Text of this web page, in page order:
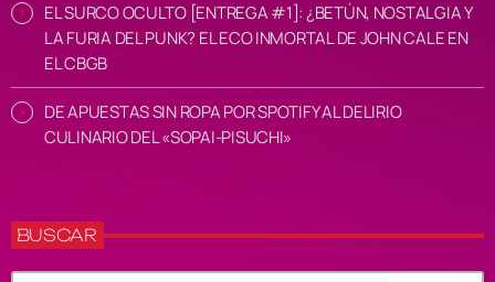
EL SURCO OCULTO [ENTREGA #1]: ¿BETÚN, NOSTALGIA Y
LA FURIA DEL PUNK? EL ECO INMORTAL DE JOHN CALE EN
EL CBGB
DE APUESTAS SIN ROPA POR SPOTIFY AL DELIRIO
CULINARIO DEL «SOPAI-PISUCHI»
BUSCAR